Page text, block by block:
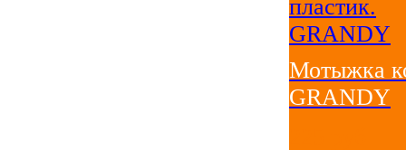
Мотыжка
GRANDY